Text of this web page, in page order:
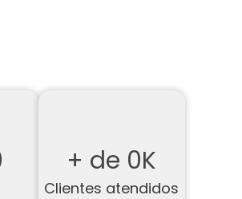
Clientes atendidos
+ de 0K